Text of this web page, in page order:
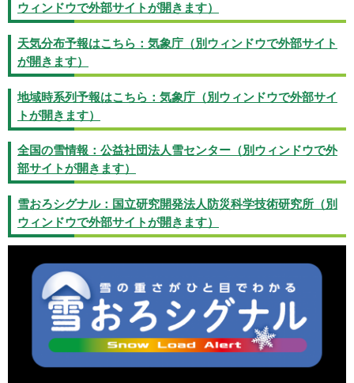
ウィンドウで外部サイトが開きます）
天気分布予報はこちら：気象庁（別ウィンドウで外部サイト
が開きます）
地域時系列予報はこちら：気象庁（別ウィンドウで外部サイ
トが開きます）
全国の雪情報：公益社団法人雪センター（別ウィンドウで外
部サイトが開きます）
雪おろシグナル：国立研究開発法人防災科学技術研究所（別
ウィンドウで外部サイトが開きます）